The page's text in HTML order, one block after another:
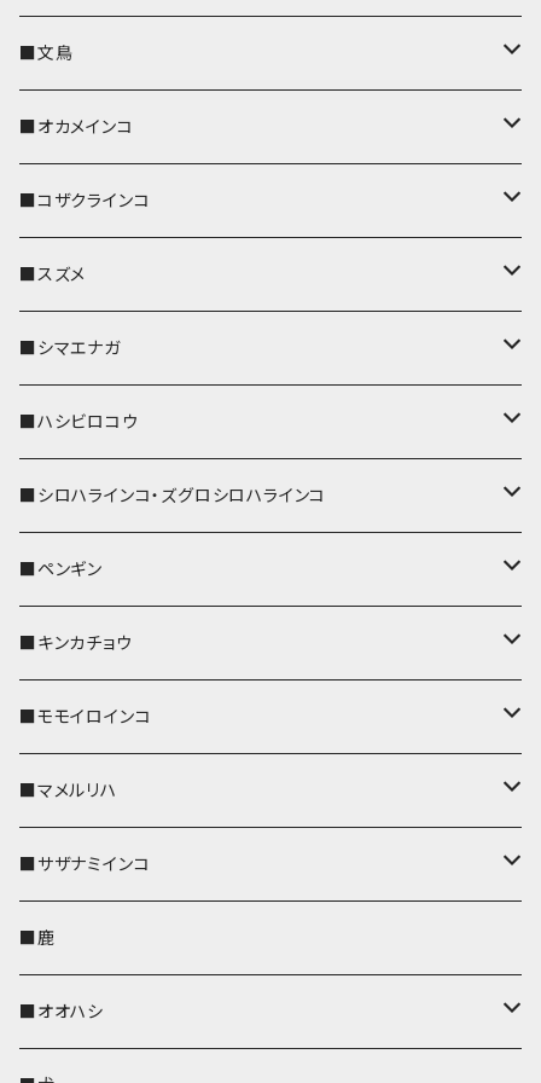
キーカバー
キーホルダー
パスケース
リール付きストラップ
リールのみ
ストラップ付
IDカードホルダー
キーケース
名刺入れ・カードケース
コインケース
メガネケース
ポシェット・バッグ
帆布・デニム
KONBU
Apple Watchバンド
ポーチ
レザートレイ
ペンホルダー
■文鳥
キーカバー
キーホルダー
パスケース
リール付きストラップ
リールのみ
ストラップ付
キーケース
名刺入れ・カードケース
メガネケース
IDカードホルダー
ポシェット・バッグ
帆布・デニム
KONBU
ポーチ
コインケース
AppleWatchバンド
ペットボトルホルダー
■オカメインコ
キーカバー
キーホルダー
パスケース
IDカードホルダー
リール付きストラップ
リールのみ
ストラップ付
キーケース
名刺入れ・カードケース
ポシェット・バッグ
帆布・デニム
KONBU
ポーチ
コインケース
メガネケース
AppleWatchバンド
■コザクラインコ
キーカバー
キーホルダー
パスケース
リール付きストラップ
リールのみ
ストラップ付
メガネケース
コインケース
IDカードホルダー
ポーチ
ポシェット・バッグ
帆布・デニム
KONBU
キーケース
名刺入れ・カードケース
■スズメ
キーカバー
キーホルダー
パスケース
リール付きストラップ
リールのみ
ストラップ付
IDカードホルダー
メガネケース
コインケース
ポシェット・バッグ
帆布・デニム
KONBU
キーケース
名刺入れ・カードケース
■シマエナガ
キーカバー
キーホルダー
パスケース
IDカードホルダー
リール付きストラップ
リールのみ
ストラップ付
キーケース
メガネケース
コインケース
名刺入れ・カードケース
■ハシビロコウ
キーカバー
キーホルダー
リール付きストラップ
リールのみ
ストラップ付
レザートレイ
パスケース
IDカードホルダー
キーケース
メガネケース
■シロハラインコ・ズグロシロハラインコ
キーカバー
キーホルダー
リール付きストラップ
リールのみ
ストラップ付
パスケース
IDカードホルダー
キーケース
メガネケース
■ペンギン
キーカバー
キーホルダー
パスケース
リール付きストラップ
リールのみ
ストラップ付
IDカードホルダー
メガネケース
■キンカチョウ
キーカバー
AppleWatchバンド
キーホルダー・チャーム
パスケース
名刺入れ
■モモイロインコ
キーカバー
キーホルダー
リール付きストラップ
リールのみ
ストラップ付
ペットボトルホルダー
■マメルリハ
レザートレイ
キーカバー
キーホルダー
■サザナミインコ
キーカバー
リール付きストラップ
■鹿
■オオハシ